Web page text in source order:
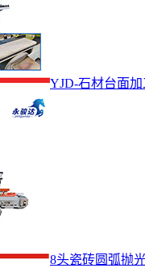
YJD-石材台面
8头瓷砖圆弧抛